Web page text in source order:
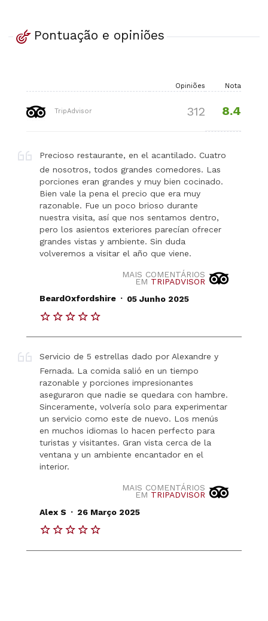
Pontuação e opiniões
Opiniões Nota
TripAdvisor 312 8.4
Precioso restaurante, en el acantilado. Cuatro
de nosotros, todos grandes comedores. Las
porciones eran grandes y muy bien cocinado.
Bien vale la pena el precio que era muy
razonable. Fue un poco brioso durante
nuestra visita, así que nos sentamos dentro,
pero los asientos exteriores parecían ofrecer
grandes vistas y ambiente. Sin duda
volveremos a visitar el año que viene.
MAIS COMENTÁRIOS
EM TRIPADVISOR
BeardOxfordshire . 05 Junho 2025
Servicio de 5 estrellas dado por Alexandre y
Fernada. La comida salió en un tiempo
razonable y porciones impresionantes
aseguraron que nadie se quedara con hambre.
Sinceramente, volvería solo para experimentar
un servicio como este de nuevo. Los menús
en muchos idiomas lo hacen perfecto para
turistas y visitantes. Gran vista cerca de la
ventana y un ambiente encantador en el
interior.
MAIS COMENTÁRIOS
EM TRIPADVISOR
Alex S . 26 Março 2025